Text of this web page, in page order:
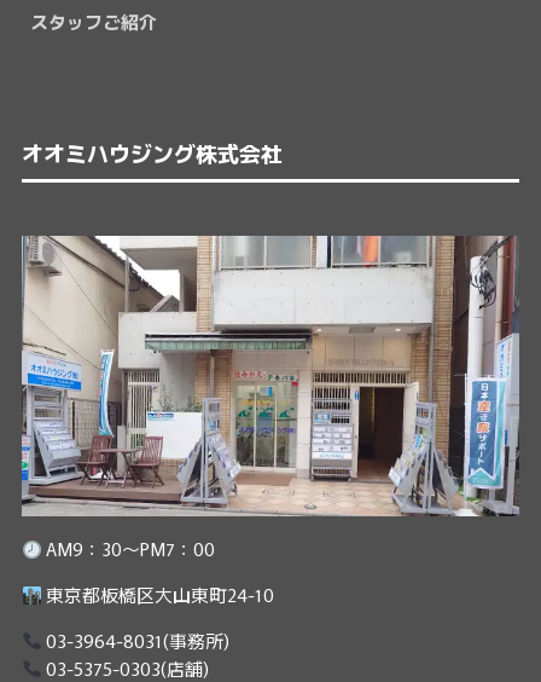
スタッフご紹介
オオミハウジング株式会社
AM9：30～PM7：00
東京都板橋区大山東町24-10
03-3964-8031(事務所)
03-5375-0303(店舗)